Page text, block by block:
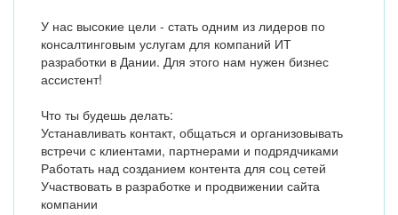
У нас высокие цели - стать одним из лидеров по
консалтинговым услугам для компаний ИТ
разработки в Дании. Для этого нам нужен бизнес
ассистент!
Что ты будешь делать:
Устанавливать контакт, общаться и организовывать
встречи с клиентами, партнерами и подрядчиками
Работать над созданием контента для соц сетей
Участвовать в разработке и продвижении сайта
компании